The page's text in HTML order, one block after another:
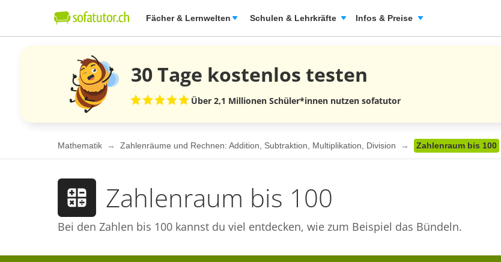
Fächer & Lernwelten Schulen & Lehrkräfte Infos & Preise
30 Tage kostenlos testen
Über 2,1 Millionen Schüler*innen nutzen sofatutor
Mathematik Zahlenräume und Rechnen: Addition, Subtraktion, Multiplikation, Division Zahlenraum bis 100
Zahlenraum bis 100
Bei den Zahlen bis 100 kannst du viel entdecken, wie zum Beispiel das Bündeln.